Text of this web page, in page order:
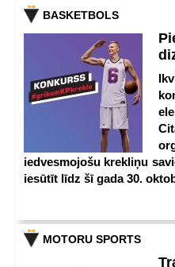
BASKETBOLS
iedvesmojošu krekliņu
iesūtīt līdz šī gada 30.
MOTORU SPORTS